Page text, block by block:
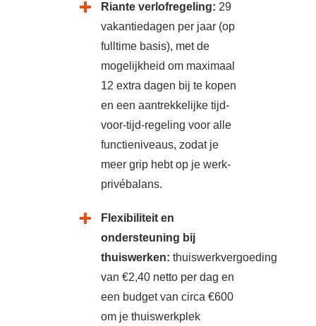
Riante verlofregeling: 29
vakantiedagen per jaar (op
fulltime basis), met de
mogelijkheid om maximaal
12 extra dagen bij te kopen
en een aantrekkelijke tijd-
voor-tijd-regeling voor alle
functieniveaus, zodat je
meer grip hebt op je werk-
privébalans.
Flexibiliteit en
ondersteuning bij
thuiswerken: thuiswerkvergoeding
van €2,40 netto per dag en
een budget van circa €600
om je thuiswerkplek